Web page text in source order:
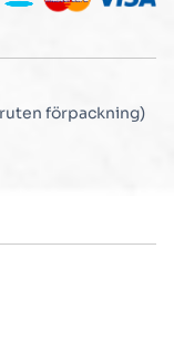
förpackning)